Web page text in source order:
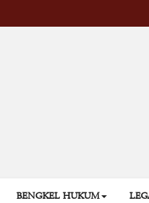
BENGKEL HUKUM